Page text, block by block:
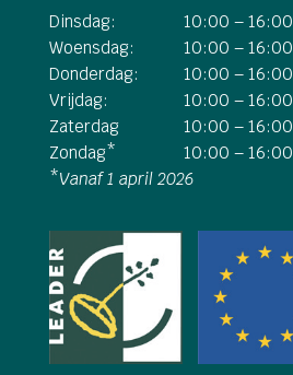
Dinsdag:
10:00 – 16:00
Woensdag:
10:00 – 16:00
Donderdag:
10:00 – 16:00
Vrijdag:
10:00 – 16:00
Zaterdag
10:00 – 16:00
Zondag*
10:00 – 16:00
*Vanaf 1 april 2026